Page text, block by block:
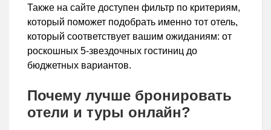
Также на сайте доступен фильтр по критериям,
который поможет подобрать именно тот отель,
который соответствует вашим ожиданиям: от
роскошных 5-звездочных гостиниц до
бюджетных вариантов.
Почему лучше бронировать
отели и туры онлайн?